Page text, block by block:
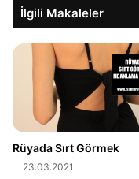
İlgili Makaleler
Rüyada Sırt Görmek
23.03.2021